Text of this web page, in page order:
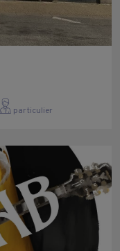
particulier